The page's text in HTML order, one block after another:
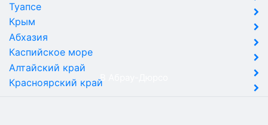
Туапсе
Крым
Абхазия
Каспийское море
Алтайский край
Красноярский крайВ Абрау-Дюрсо